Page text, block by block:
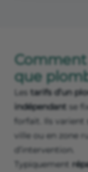
que
Les tarifs d’un
indépendant se
forfait. Ils
ville ou en zone
d’intervention.
Typiquement